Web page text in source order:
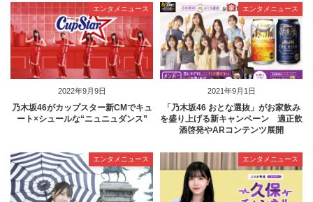
2022年9月9日
エンタメニュース
乃木坂46がカップスター新CMでキュ
ート×シュールな“ニュニュダンス”
2021年9月1日
エンタメニュース
「乃木坂46 おとな選抜」がお家飲み
を盛り上げる新キャンペーン 適正飲
酒啓発やARコンテンツ展開
エンタメニュース エンタメニュース